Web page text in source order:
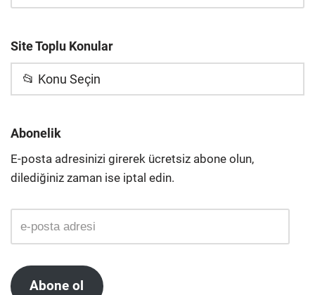
Site Toplu Konular
📂 Konu Seçin
Abonelik
E-posta adresinizi girerek ücretsiz abone olun,
dilediğiniz zaman ise iptal edin.
Abone ol